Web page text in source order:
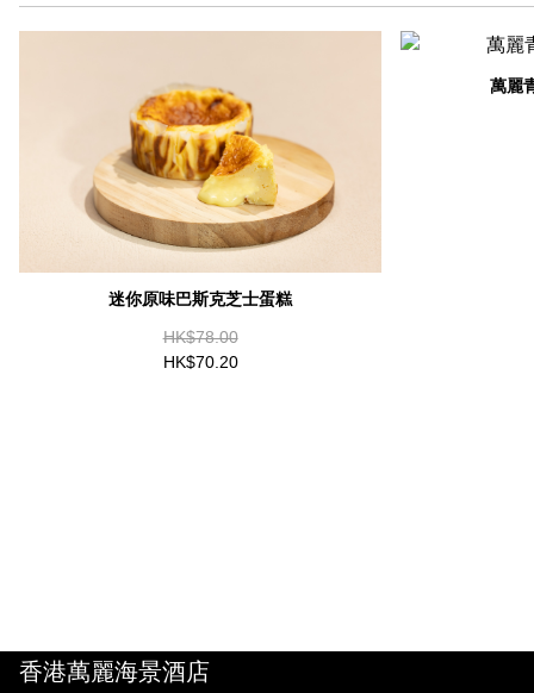
迷你原味巴斯克芝士蛋糕
HK$78.00
HK$70.20
萬麗
香港萬麗海景酒店